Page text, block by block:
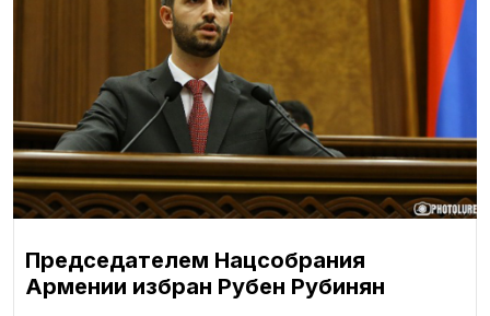
Председателем Нацсобрания
Армении избран Рубен Рубинян